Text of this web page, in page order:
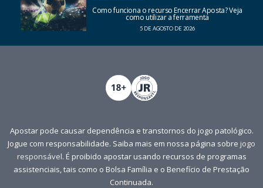
Como funciona o recurso Encerrar Aposta? Veja
como utilizar a ferramenta
5 DE AGOSTO DE 2026
Apostar pode causar dependência e transtornos do jogo patológico.
Jogue com responsabilidade. Saiba mais em nossa página sobre jogo
responsável. É proibido apostar usando recursos de programas
assistenciais, tais como o Bolsa Família e o Benefício de Prestação
Continuada.